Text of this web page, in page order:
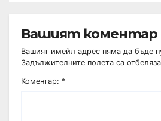
Вашият коментар
Вашият имейл адрес няма да бъде
Задължителните полета са
Коментар: *